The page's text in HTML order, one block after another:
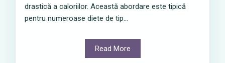
drastică a caloriilor. Această abordare este tipică
pentru numeroase diete de tip...
Read More